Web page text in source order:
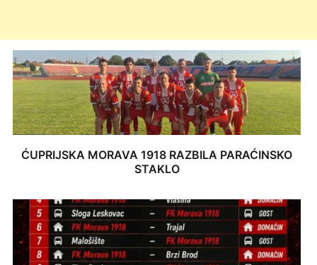
ĆUPRIJSKA MORAVA 1918 RAZBILA PARAĆINSKO
STAKLO